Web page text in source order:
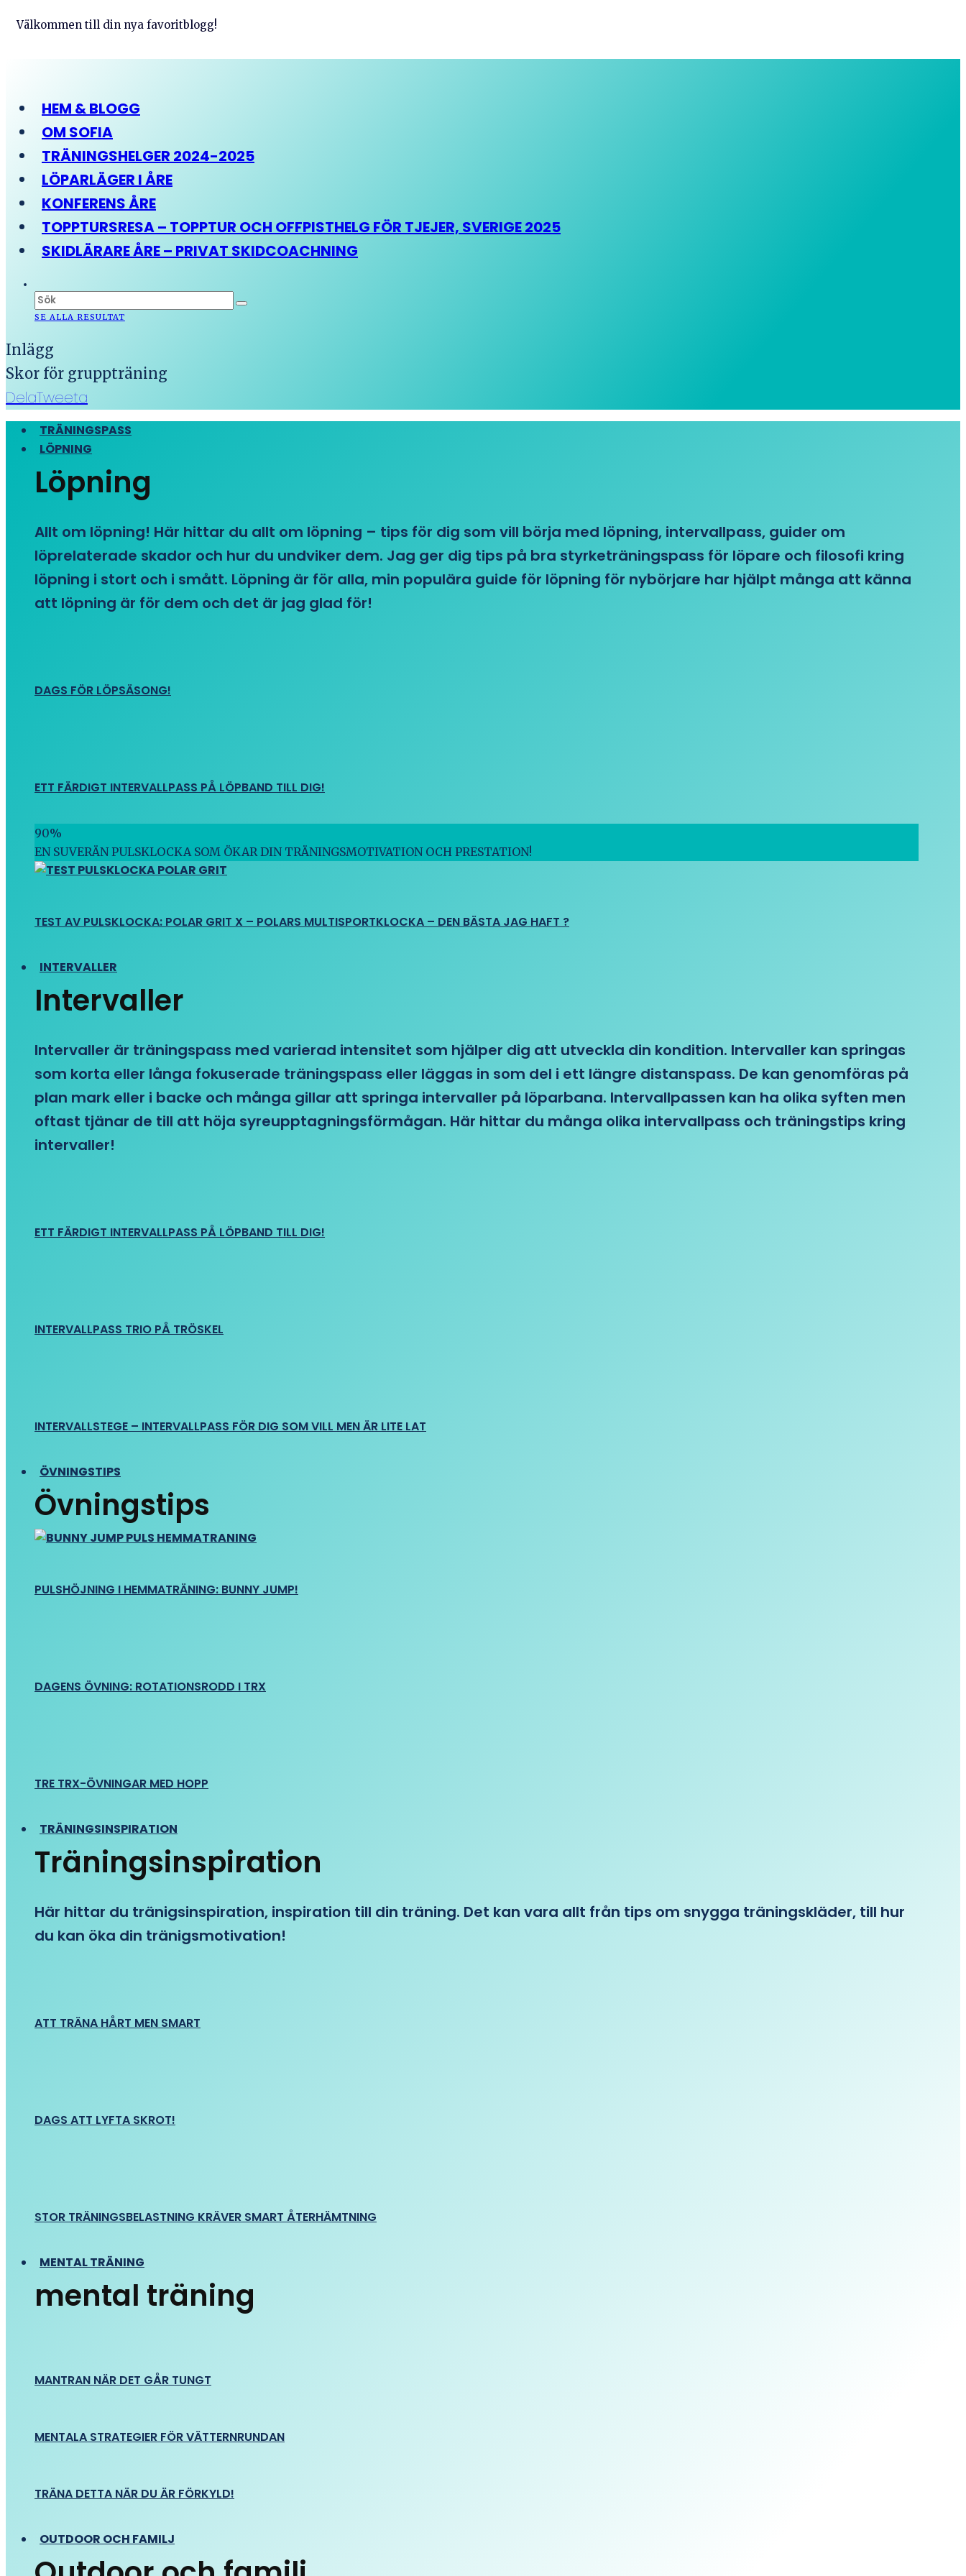
Välkommen till din nya favoritblogg!
HEM & BLOGG
OM SOFIA
TRÄNINGSHELGER 2024-2025
LÖPARLÄGER I ÅRE
KONFERENS ÅRE
TOPPTURSRESA – TOPPTUR OCH OFFPISTHELG FÖR TJEJER, SVERIGE 2025
SKIDLÄRARE ÅRE – PRIVAT SKIDCOACHNING
SE ALLA RESULTAT
Inlägg
Skor för gruppträning
DelaTweeta
TRÄNINGSPASS
LÖPNING
Löpning
Allt om löpning! Här hittar du allt om löpning – tips för dig som vill börja med löpning, intervallpass, guider om
löprelaterade skador och hur du undviker dem. Jag ger dig tips på bra styrketräningspass för löpare och filosofi kring
löpning i stort och i smått. Löpning är för alla, min populära guide för löpning för nybörjare har hjälpt många att känna
att löpning är för dem och det är jag glad för!
DAGS FÖR LÖPSÄSONG!
ETT FÄRDIGT INTERVALLPASS PÅ LÖPBAND TILL DIG!
90%
EN SUVERÄN PULSKLOCKA SOM ÖKAR DIN TRÄNINGSMOTIVATION OCH PRESTATION!
TEST AV PULSKLOCKA: POLAR GRIT X – POLARS MULTISPORTKLOCKA – DEN BÄSTA JAG HAFT ?
INTERVALLER
Intervaller
Intervaller är träningspass med varierad intensitet som hjälper dig att utveckla din kondition. Intervaller kan springas
som korta eller långa fokuserade träningspass eller läggas in som del i ett längre distanspass. De kan genomföras på
plan mark eller i backe och många gillar att springa intervaller på löparbana. Intervallpassen kan ha olika syften men
oftast tjänar de till att höja syreupptagningsförmågan. Här hittar du många olika intervallpass och träningstips kring
intervaller!
ETT FÄRDIGT INTERVALLPASS PÅ LÖPBAND TILL DIG!
INTERVALLPASS TRIO PÅ TRÖSKEL
INTERVALLSTEGE – INTERVALLPASS FÖR DIG SOM VILL MEN ÄR LITE LAT
ÖVNINGSTIPS
Övningstips
PULSHÖJNING I HEMMATRÄNING: BUNNY JUMP!
DAGENS ÖVNING: ROTATIONSRODD I TRX
TRE TRX-ÖVNINGAR MED HOPP
TRÄNINGSINSPIRATION
Träningsinspiration
Här hittar du tränigsinspiration, inspiration till din träning. Det kan vara allt från tips om snygga träningskläder, till hur
du kan öka din tränigsmotivation!
ATT TRÄNA HÅRT MEN SMART
DAGS ATT LYFTA SKROT!
STOR TRÄNINGSBELASTNING KRÄVER SMART ÅTERHÄMTNING
MENTAL TRÄNING
mental träning
MANTRAN NÄR DET GÅR TUNGT
MENTALA STRATEGIER FÖR VÄTTERNRUNDAN
TRÄNA DETTA NÄR DU ÄR FÖRKYLD!
OUTDOOR OCH FAMILJ